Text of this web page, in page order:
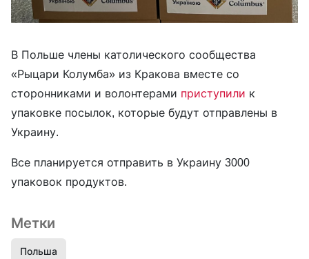
В Польше члены католического сообщества
«Рыцари Колумба» из Кракова вместе со
сторонниками и волонтерами приступили к
упаковке посылок, которые будут отправлены в
Украину.
Все планируется отправить в Украину 3000
упаковок продуктов.
Метки
Польша